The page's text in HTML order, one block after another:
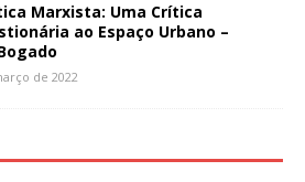
Marxista: Uma Crítica
ao Espaço Urbano –
de 2022